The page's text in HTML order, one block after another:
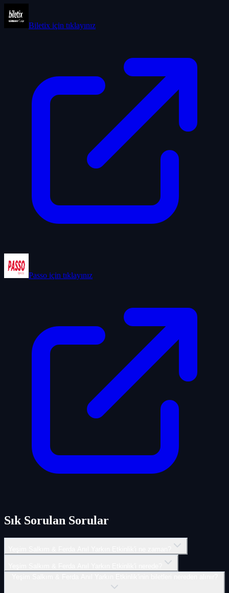
Biletix için tıklayınız
Passo için tıklayınız
Sık Sorulan Sorular